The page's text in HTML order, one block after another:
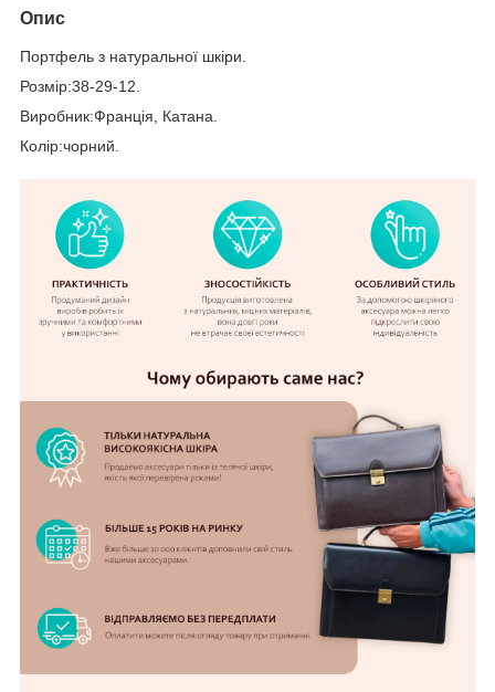
Опис
Портфель з натуральної шкіри.
Розмір:38-29-12.
Виробник:Франція, Катана.
Колір:чорний.